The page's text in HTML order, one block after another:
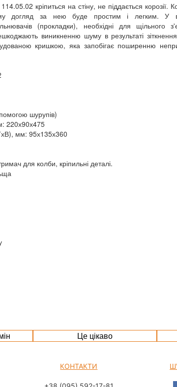
кріпиться на стіну, не піддається корозії.
догляд за нею буде простим і легким. У
(прокладки), необхідні для щільного
виникненню шуму в результаті
кришкою, яка запобігає поширенню
шурупів)
220х90х475
мм: 95х135х360
для колби, кріпильні деталі.
Це цікаво
КОНТАКТИ